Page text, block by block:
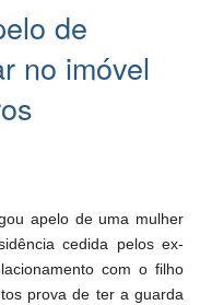
de
no imóvel
apelo de uma mulher
cedida pelos ex-
com o filho
prova de ter a guarda